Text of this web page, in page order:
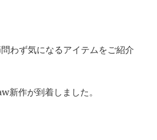
わず気になるアイテムをご紹介
新作が到着しました。